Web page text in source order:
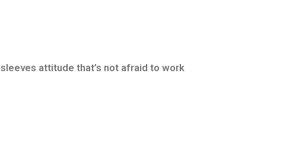
attitude that’s not afraid to work